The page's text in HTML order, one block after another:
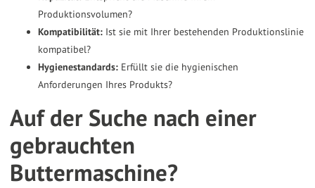
Produktionsvolumen?
Kompatibilität: Ist sie mit Ihrer bestehenden Produktionslinie
kompatibel?
Hygienestandards: Erfüllt sie die hygienischen
Anforderungen Ihres Produkts?
Auf der Suche nach einer
gebrauchten
Buttermaschine?